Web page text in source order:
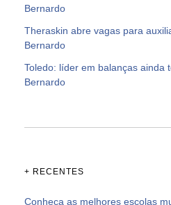
Bernardo
Theraskin abre vagas para
Bernardo
Toledo: líder em balanças ainda
Bernardo
+ RECENTES
Conheça as melhores escolas